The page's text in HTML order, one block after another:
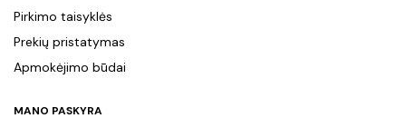
Pirkimo taisyklės
Prekių pristatymas
Apmokėjimo būdai
MANO PASKYRA